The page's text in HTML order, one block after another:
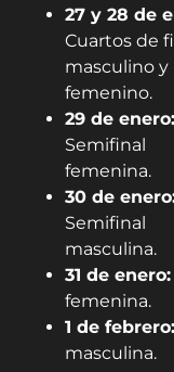
27 y 28 de
Cuartos de
masculino y
femenino.
29 de enero:
Semifinal
femenina.
30 de
Semifinal
masculina.
31 de enero:
femenina.
1 de febrero:
masculina.